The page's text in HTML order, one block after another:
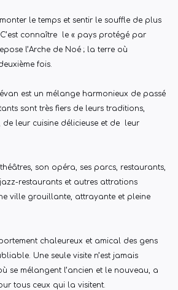
le temps et sentir le souffle de plus
C’est connaître le « pays protégé par
l’Arche de Noé ; la terre où
fois.
est un mélange harmonieux de passé
sont très fiers de leurs traditions,
leur cuisine délicieuse et de leur
théâtres, son opéra, ses parcs, restaurants,
restaurants et autres attrations
ville grouillante, attrayante et pleine
chaleureux et amical des gens
Une seule visite n’est jamais
se mélangent l’ancien et le nouveau, a
tous ceux qui la visitent.